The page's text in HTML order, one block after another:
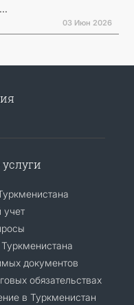
03 Июн 2026
учет
документов
обязательствах
в Туркменистан